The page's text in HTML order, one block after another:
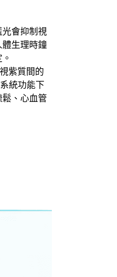
光會抑制視
生理時鐘
紫質間的
統功能下
鬆、心血管